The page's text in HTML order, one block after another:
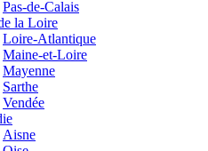
Pas-de-Calais
la Loire
Loire-Atlantique
Maine-et-Loire
Mayenne
Sarthe
Vendée
Aisne